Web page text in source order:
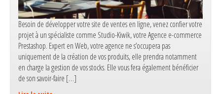
Besoin de développer votre site de ventes en ligne, venez confier votre
projet à un spécialiste comme Studio-Kiwik, votre Agence e-commerce
Prestashop. Expert en Web, votre agence ne s’occupera pas
uniquement de la création de vos produits, elle prendra notamment
en charge la gestion de vos stocks. Elle vous fera également bénéficier
de son savoir-faire […]